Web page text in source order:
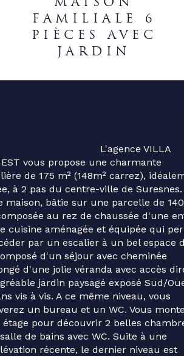
MAISON
FAMILIALE 6
PIÈCES AVEC
JARDIN
Valeurs
de pièces
de salle de bains
de salle d'eau
vous propose une charmante
de 175 m² (148m² carrez),
à 2 pas du centre-ville de Suresnes.
maison, bâtie sur une parcelle de
au rez de chaussée d'une
cuisine aménagée et équipée qui
par un escalier à un bel espace
d'un séjour avec cheminée
d'une jolie véranda avec accès
jardin paysagé exposé Sud/
vis à vis. A ce même niveau, vous
un bureau et un WC. Vous
pour découvrir 2 belles
de bains avec WC. Suite à une
récente, le dernier niveau est